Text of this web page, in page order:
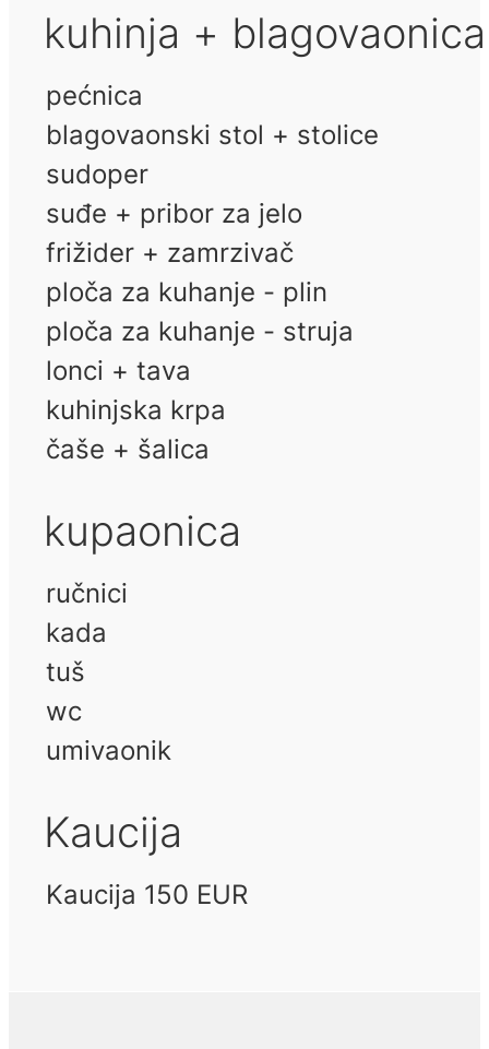
kuhinja + blagovaonica
pećnica
blagovaonski stol + stolice
sudoper
suđe + pribor za jelo
frižider + zamrzivač
ploča za kuhanje - plin
ploča za kuhanje - struja
lonci + tava
kuhinjska krpa
čaše + šalica
kupaonica
ručnici
kada
tuš
wc
umivaonik
Kaucija
Kaucija 150 EUR